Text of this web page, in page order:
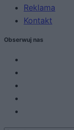
Reklama
Kontakt
Obserwuj nas